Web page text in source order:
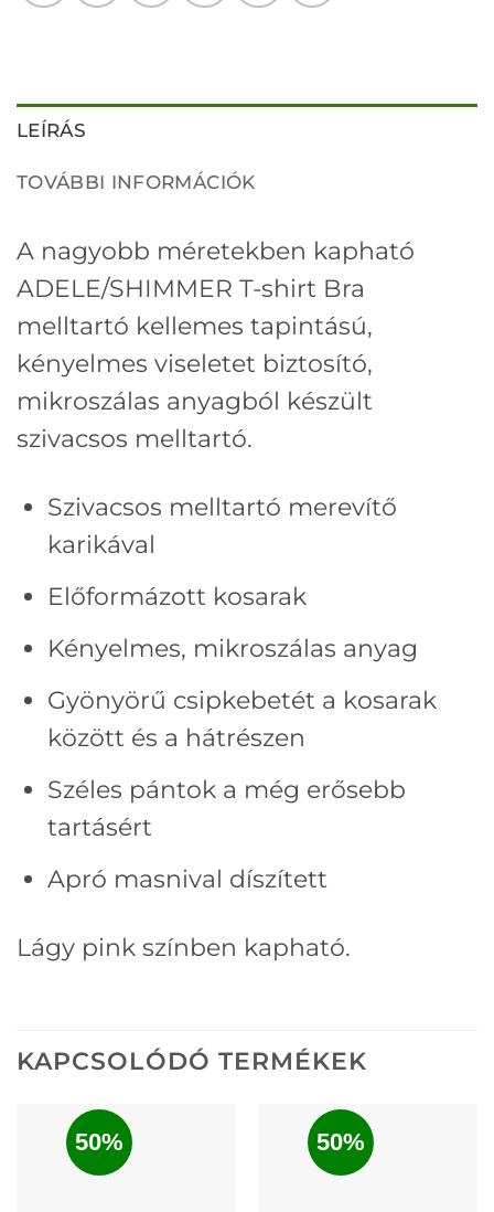
LEÍRÁS
TOVÁBBI INFORMÁCIÓK
A nagyobb méretekben kapható
ADELE/SHIMMER T-shirt Bra
melltartó kellemes tapintású,
kényelmes viseletet biztosító,
mikroszálas anyagból készült
szivacsos melltartó.
Szivacsos melltartó merevítő
karikával
Előformázott kosarak
Kényelmes, mikroszálas anyag
Gyönyörű csipkebetét a kosarak
között és a hátrészen
Széles pántok a még erősebb
tartásért
Apró masnival díszített
Lágy pink színben kapható.
KAPCSOLÓDÓ TERMÉKEK
50% 50%